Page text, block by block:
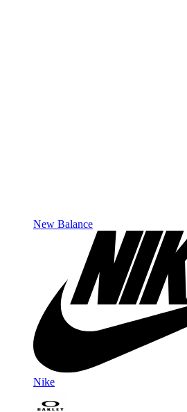
New Balance
Nike